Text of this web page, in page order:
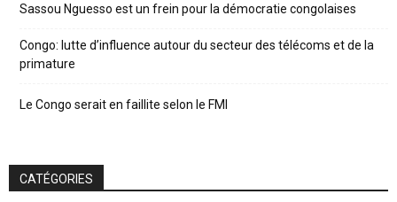
Sassou Nguesso est un frein pour la démocratie congolaises
Congo: lutte d’influence autour du secteur des télécoms et de la
primature
Le Congo serait en faillite selon le FMI
CATÉGORIES